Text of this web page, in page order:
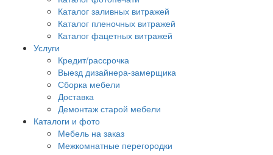
Каталог заливных витражей
Каталог пленочных витражей
Каталог фацетных витражей
Услуги
Кредит/рассрочка
Выезд дизайнера-замерщика
Сборка мебели
Доставка
Демонтаж старой мебели
Каталоги и фото
Мебель на заказ
Межкомнатные перегородки